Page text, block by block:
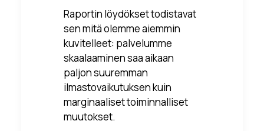
Raportin löydökset todistavat
sen mitä olemme aiemmin
kuvitelleet: palvelumme
skaalaaminen saa aikaan
paljon suuremman
ilmastovaikutuksen kuin
marginaaliset toiminnalliset
muutokset.